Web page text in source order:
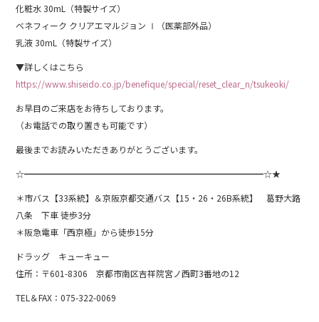
化粧水 30mL（特製サイズ）
ベネフィーク クリアエマルジョン Ⅰ（医薬部外品）
乳液 30mL（特製サイズ）
▼詳しくはこちら
https://www.shiseido.co.jp/benefique/special/reset_clear_n/tsukeoki/
お早目のご来店をお待ちしております。
（お電話での取り置きも可能です）
最後までお読みいただきありがとうございます。
☆━━━━━━━━━━━━━━━━━━━━━━━━━━━━☆★
＊市バス【33系統】＆京阪京都交通バス【15・26・26B系統】 葛野大路
八条 下車 徒歩3分
＊阪急電車「西京極」から徒歩15分
ドラッグ キューキュー
住所：〒601-8306 京都市南区吉祥院宮ノ西町3番地の12
TEL＆FAX：075-322-0069